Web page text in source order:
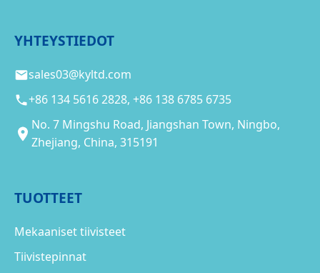
YHTEYSTIEDOT
sales03@kyltd.com
+86 134 5616 2828, +86 138 6785 6735
No. 7 Mingshu Road, Jiangshan Town, Ningbo,
Zhejiang, China, 315191
TUOTTEET
Mekaaniset tiivisteet
Tiivistepinnat